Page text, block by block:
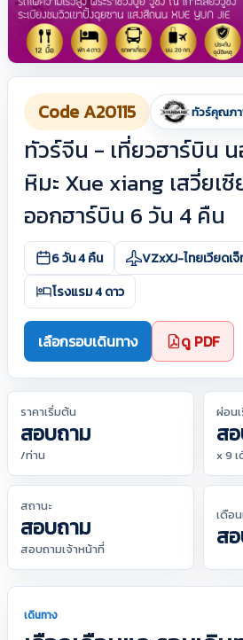
Code A20115 ทัวร์คุณภ
ทัวร์จีน - เที่ยวฮาร์บิน
หิมะ Xue xiang เสวี่ยเ
ออกฮาร์บิน 6 วัน 4 คืน
6 วัน 4 คืน
VZxXJ-ไทยเวียดเ
โรงแรม 4 ดาว
เลือกรอบเดินทาง ดู PDF
ราคาเริ่มต้น
สอบถาม
/ท่าน
ผ่อน
ส
x 9
สถานะ
สอบถาม
สอบถามเจ้าหน้าที่
เดือ
ส
เดินทาง